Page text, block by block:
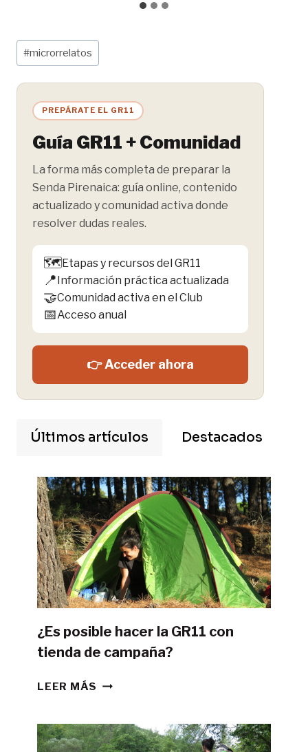
Etiquetas
de
la
entrada:
#microrrelatos
PREPÁRATE EL GR11
Guía GR11 + Comunidad
La forma más completa de preparar la
Senda Pirenaica: guía online, contenido
actualizado y comunidad activa donde
resolver dudas reales.
🗺️Etapas y recursos del GR11
📍Información práctica actualizada
🤝Comunidad activa en el Club
📅Acceso anual
👉 Acceder ahora
Últimos artículos Destacados
¿Es posible hacer la GR11 con
tienda de campaña?
LEER MÁS ¿ES
LA
GR11